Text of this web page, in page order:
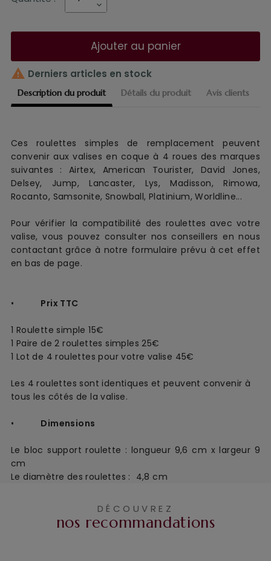
Description du produit Détails du produit Avis clients
Ces roulettes simples de remplacement peuvent
convenir auxvalises en coque à 4 roues des marques
suivantes : Airtex, American Tourister, David Jones,
Delsey, Jump, Lancaster, Lys, Madisson, Rimowa,
Rocanto, Samsonite, Snowball, Platinium, Worldline...
Pour vérifier la compatibilité des roulettes avec votre
valise, vous pouvez consulter nos conseillers en nous
contactant grâce à notre formulaire prévu à cet effet
en bas de page.
• Prix TTC
1 Roulette simple 15€
1 Paire de 2 roulettes simples 25€
1 Lot de 4 roulettes pour votre valise 45€
Les 4 roulettes sont identiques et peuvent convenir à
tous les côtés de la valise.
• Dimensions
Le bloc support roulette : longueur 9,6 cm x largeur 9
cm
Le diamètre des roulettes : 4,8 cm
Ajouter au panier
 Derniers articles en stock
DÉCOUVREZ
nos recommandations